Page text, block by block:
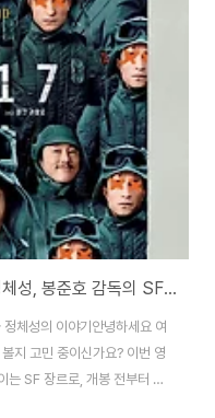
미키 17 리뷰 - 복제인간의 생존과 정체성, 봉준호 감독의 SF 신작 분석!!
체성의 이야기안녕하세요 여
지 고민 중이신가요? 이번 영
는 SF 장르로, 개봉 전부터 큰
임무를 맡은 복제인간 '미